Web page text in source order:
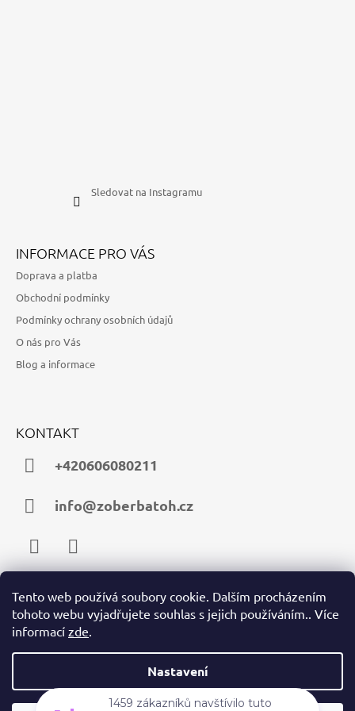
Tento web používá soubory cookie. Dalším procházením
tohoto webu vyjadřujete souhlas s jejich používáním.. Více
informací zde.
Nastavení
Sledovat na Instagramu
INFORMACE PRO VÁS
Doprava a platba
Obchodní podmínky
Podmínky ochrany osobních údajů
O nás pro Vás
Blog a informace
KONTAKT
+420606080211
info@zoberbatoh.cz
FacebookInstagram
PŘIJÍMÁME ONLINE PLATBY